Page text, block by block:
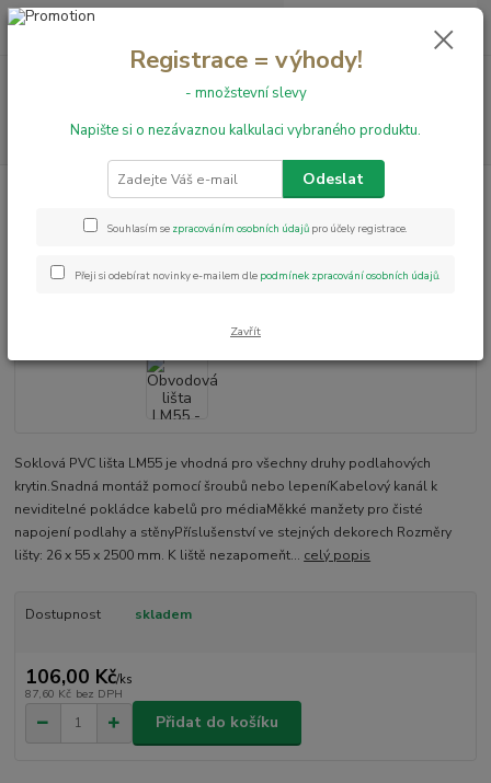
Hledat
+420 731 199 591 0,00 Kč
Obvodové lišty Obvodová lišta LM55 - 86 Dub Laplant
Obvodová lišta LM55 - 86 Dub
Laplant
Soklová PVC lišta LM55 je vhodná pro všechny druhy podlahových
krytin.Snadná montáž pomocí šroubů nebo lepeníKabelový kanál k
neviditelné pokládce kabelů pro médiaMěkké manžety pro čisté
napojení podlahy a stěnyPříslušenství ve stejných dekorech Rozměry
lišty: 26 x 55 x 2500 mm. K liště nezapomeňt... celý popis
Dostupnost skladem
106,00 Kč/ks
87,60 Kč bez DPH
Přidat do košíku
Registrace = výhody!
- množstevní slevy
Napište si o nezávaznou kalkulaci vybraného produktu.
Odeslat
Souhlasím se zpracováním osobních údajů pro účely registrace.
Přeji si odebírat novinky e-mailem dle podmínek zpracování osobních údajů.
Zavřít